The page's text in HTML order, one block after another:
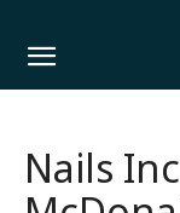
Nails